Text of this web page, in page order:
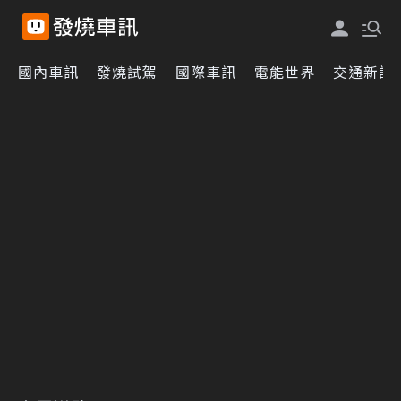
國內車訊 發燒試駕 國際車訊 電能世界 交通新訊